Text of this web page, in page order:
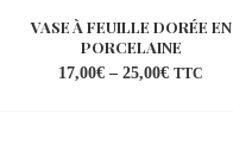
VASE À FEUILLE DORÉE EN
PORCELAINE
17,00€ – 25,00€ TTC